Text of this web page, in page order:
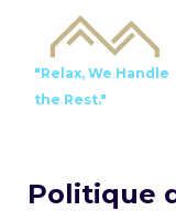
"Relax, We Handle
the Rest."
Politique